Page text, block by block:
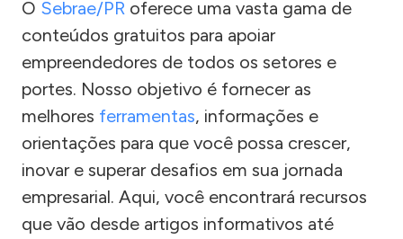
O Sebrae/PR oferece uma vasta gama de
conteúdos gratuitos para apoiar
empreendedores de todos os setores e
portes. Nosso objetivo é fornecer as
melhores ferramentas, informações e
orientações para que você possa crescer,
inovar e superar desafios em sua jornada
empresarial. Aqui, você encontrará recursos
que vão desde artigos informativos até